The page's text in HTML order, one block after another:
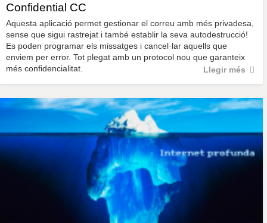
Confidential CC
Aquesta aplicació permet gestionar el correu amb més privadesa,
sense que sigui rastrejat i també establir la seva autodestrucció!
Es poden programar els missatges i cancel·lar aquells que
enviem per error. Tot plegat amb un protocol nou que garanteix
més confidencialitat.
Llegir més